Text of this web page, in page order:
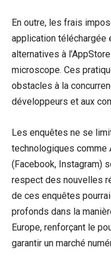
En outre, les frais
application téléchargée
alternatives à
microscope. Ces
obstacles à la
développeurs et aux
Les enquêtes ne se
technologiques comme
(Facebook, Instagram)
respect des nouvelles
de ces enquêtes
profonds dans la
Europe, renforçant le
garantir un marché